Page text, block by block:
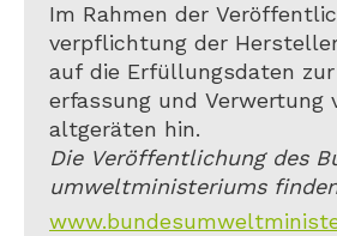
Im Rahmen der
verpflichtung der
auf die Erfüllungsdaten
erfassung und Verwertung
altgeräten hin.
Die Veröffentlichung des
umweltministeriums